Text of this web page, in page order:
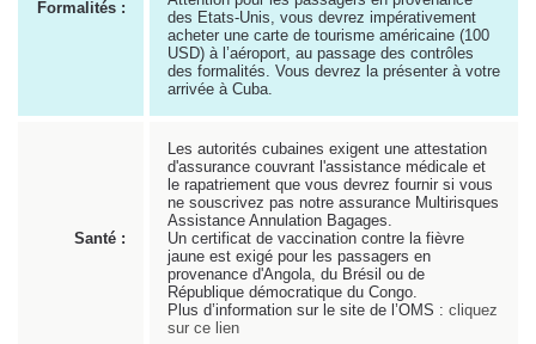
Formalités :
des Etats-Unis, vous devrez impérativement
acheter une carte de tourisme américaine (100
USD) à l’aéroport, au passage des contrôles
des formalités. Vous devrez la présenter à votre
arrivée à Cuba.
Santé :
Les autorités cubaines exigent une attestation
d'assurance couvrant l'assistance médicale et
le rapatriement que vous devrez fournir si vous
ne souscrivez pas notre assurance Multirisques
Assistance Annulation Bagages.
Un certificat de vaccination contre la fièvre
jaune est exigé pour les passagers en
provenance d'Angola, du Brésil ou de
République démocratique du Congo.
Plus d’information sur le site de l’OMS : cliquez
sur ce lien